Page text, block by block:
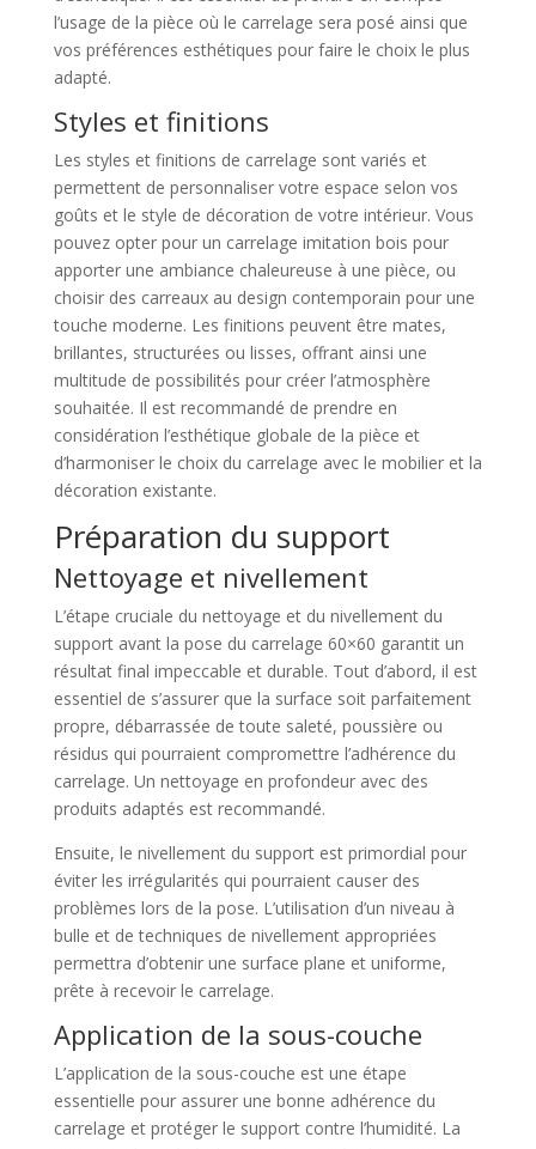
l’usage de la pièce où le carrelage sera posé ainsi que
vos préférences esthétiques pour faire le choix le plus
adapté.
Styles et finitions
Les styles et finitions de carrelage sont variés et
permettent de personnaliser votre espace selon vos
goûts et le style de décoration de votre intérieur. Vous
pouvez opter pour un carrelage imitation bois pour
apporter une ambiance chaleureuse à une pièce, ou
choisir des carreaux au design contemporain pour une
touche moderne. Les finitions peuvent être mates,
brillantes, structurées ou lisses, offrant ainsi une
multitude de possibilités pour créer l’atmosphère
souhaitée. Il est recommandé de prendre en
considération l’esthétique globale de la pièce et
d’harmoniser le choix du carrelage avec le mobilier et la
décoration existante.
Préparation du support
Nettoyage et nivellement
L’étape cruciale du nettoyage et du nivellement du
support avant la pose du carrelage 60×60 garantit un
résultat final impeccable et durable. Tout d’abord, il est
essentiel de s’assurer que la surface soit parfaitement
propre, débarrassée de toute saleté, poussière ou
résidus qui pourraient compromettre l’adhérence du
carrelage. Un nettoyage en profondeur avec des
produits adaptés est recommandé.
Ensuite, le nivellement du support est primordial pour
éviter les irrégularités qui pourraient causer des
problèmes lors de la pose. L’utilisation d’un niveau à
bulle et de techniques de nivellement appropriées
permettra d’obtenir une surface plane et uniforme,
prête à recevoir le carrelage.
Application de la sous-couche
L’application de la sous-couche est une étape
essentielle pour assurer une bonne adhérence du
carrelage et protéger le support contre l’humidité. La